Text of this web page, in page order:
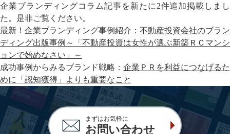
企業ブランディングコラム記事を新たに2件追加掲載しまし
た。是非ご覧ください。
最新！企業ブランディング事例紹介： 不動産投資会社のブラン
ディング出版事例～「不動産投資は女性が選ぶ新築ＲＣマンシ
ョンで始めなさい」～
成功事例からみるブランド戦略： 企業ＰＲを利益につなげるた
めに「認知獲得」よりも重要なこと
まずはお気軽に
お問い合わせ